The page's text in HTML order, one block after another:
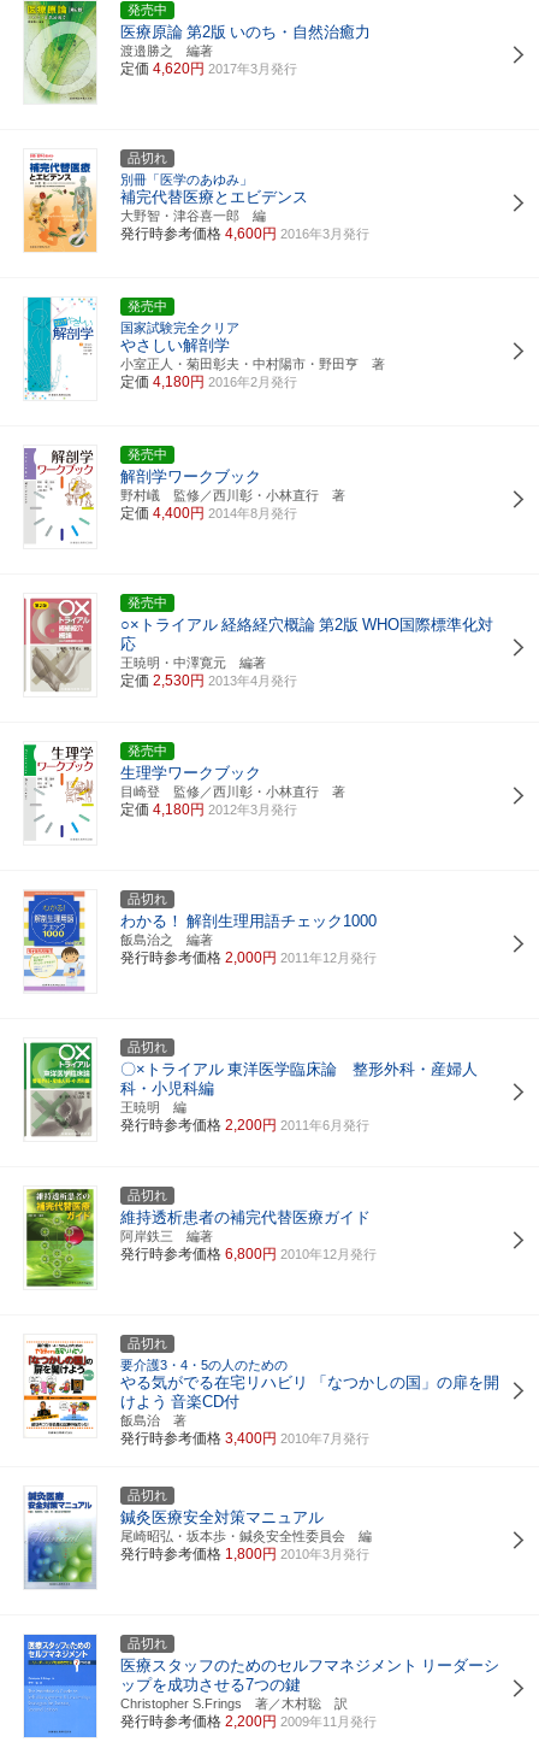
発売中
医療原論 第2版 いのち・自然治癒力
渡邉勝之 編著
定価 4,620円 2017年3月発行
品切れ
別冊「医学のあゆみ」
補完代替医療とエビデンス
大野智・津谷喜一郎 編
発行時参考価格 4,600円 2016年3月発行
発売中
国家試験完全クリア
やさしい解剖学
小室正人・菊田彰夫・中村陽市・野田亨 著
定価 4,180円 2016年2月発行
発売中
解剖学ワークブック
野村嶬 監修／西川彰・小林直行 著
定価 4,400円 2014年8月発行
発売中
○×トライアル 経絡経穴概論 第2版 WHO国際標準化対
応
王暁明・中澤寛元 編著
定価 2,530円 2013年4月発行
発売中
生理学ワークブック
目崎登 監修／西川彰・小林直行 著
定価 4,180円 2012年3月発行
品切れ
わかる！ 解剖生理用語チェック1000
飯島治之 編著
発行時参考価格 2,000円 2011年12月発行
品切れ
〇×トライアル 東洋医学臨床論 整形外科・産婦人
科・小児科編
王暁明 編
発行時参考価格 2,200円 2011年6月発行
品切れ
維持透析患者の補完代替医療ガイド
阿岸鉄三 編著
発行時参考価格 6,800円 2010年12月発行
品切れ
要介護3・4・5の人のための
やる気がでる在宅リハビリ
「なつかしの国」の扉を開
けよう 音楽CD付
飯島治 著
発行時参考価格 3,400円 2010年7月発行
品切れ
鍼灸医療安全対策マニュアル
尾崎昭弘・坂本歩・鍼灸安全性委員会 編
発行時参考価格 1,800円 2010年3月発行
品切れ
医療スタッフのためのセルフマネジメント リーダーシ
ップを成功させる7つの鍵
Christopher S.Frings 著／木村聡 訳
発行時参考価格 2,200円 2009年11月発行